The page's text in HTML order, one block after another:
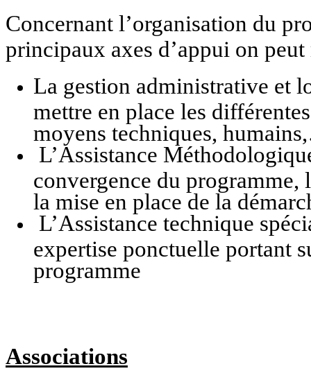
Concernant l’organisation du
principaux axes d’appui on
La gestion administrative et
mettre en place les
moyens techniques,
L’Assistance
convergence du programme,
la mise en place de la
L’Assistance technique
expertise ponctuelle portant
programme
Associations